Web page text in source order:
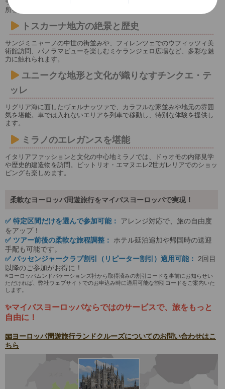
サン・ピエトロ大聖堂（外観）やトレビの泉など、ローマを象徴する名
所を巡る市内観光を満喫。自由行動でさらに深く街を探索できます。
トスカーナ地方の絶景と歴史
サンジミニャーノの中世の街並みや、フィレンツェでのウフィッツィ美
術館訪問、パノラマビューを楽しむミケランジェロ広場など、多彩な魅
力に触れられます。
ユニークな地形と文化が織りなすチンクエ・テ
ッレ
リグリア海に面したヴェルナッツァで、カラフルな家並みや地元の雰囲
気を堪能。車では入れないエリアを列車で移動し、特別な体験を提供し
ます。
ミラノのエレガンスを堪能
イタリアファッションと文化の中心地ミラノでは、ドゥオモの内部見学
や歴史的建造物を訪問。ビットリオ・エマヌエレ2世ガレリアでのショッ
ピングも楽しめます。
柔軟なヨーロッパ周遊旅行をマイバスヨーロッパで実現！
✅ 特定区間だけを選んで参加可能：
アレンジ対応で、旅の自由度
をアップ！
✅ ツアー前後の柔軟な旅程調整：
ホテル延泊追加や帰国時の送迎
手配も可能です。
✅ パッセンジャークラブ割引（リピーター割引）適用可能：
2回目
以降のご参加がお得に！
※ヨーロッパムンドバケーションズ社から取得済みの割引コードを事前にお知らせい
ただければ、弊社ウェブサイトでのお申込み時に適用可能な割引コードをご案内いた
します。
✨マイバスヨーロッパならではのサービスで、旅をもっと
自由に！
📧ヨーロッパ周遊旅行ランドクルーズについてのお問い合わせはこ
ちら